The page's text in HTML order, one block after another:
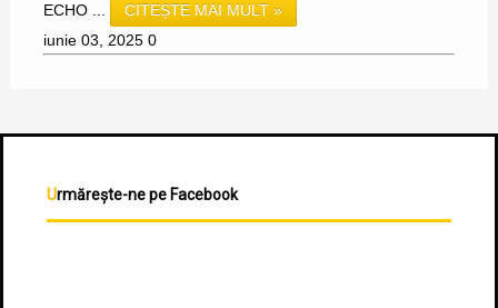
ECHO ...
CITEȘTE MAI MULT »
iunie 03, 2025 0
Urmărește-ne pe Facebook